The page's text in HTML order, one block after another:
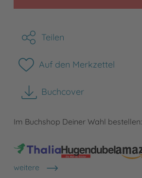
Teilen
Auf den Merkzettel
Buchcover
herunterladen
Im Buchshop Deiner Wahl bestellen:
weitere
Shops anzeigen